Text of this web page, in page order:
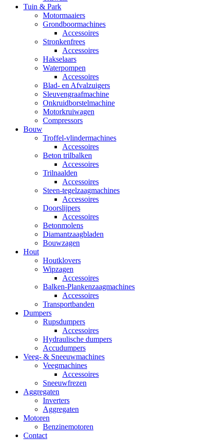
Tuin & Park
Motormaaiers
Grondboormachines
Accessoires
Stronkenfrees
Accessoires
Hakselaars
Waterpompen
Accessoires
Blad- en Afvalzuigers
Sleuvengraafmachine
Onkruidborstelmachine
Motorkruiwagen
Compressors
Bouw
Troffel-vlindermachines
Accessoires
Beton trilbalken
Accessoires
Trilnaalden
Accessoires
Steen-tegelzaagmachines
Accessoires
Doorslijpers
Accessoires
Betonmolens
Diamantzaagbladen
Bouwzagen
Hout
Houtklovers
Wipzagen
Accessoires
Balken-Plankenzaagmachines
Accessoires
Transportbanden
Dumpers
Rupsdumpers
Accessoires
Hydraulische dumpers
Accudumpers
Veeg- & Sneeuwmachines
Veegmachines
Accessoires
Sneeuwfrezen
Aggregaten
Inverters
Aggregaten
Motoren
Benzinemotoren
Contact